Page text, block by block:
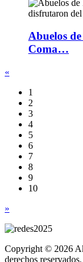
Abuelos
Coma…
«
1
2
3
4
5
6
7
8
9
10
»
Copyright © 2026
derechos reservados.